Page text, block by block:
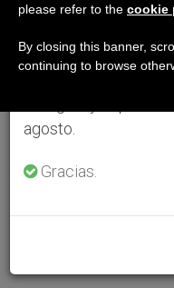
se generan menos
agosto.
Gracias.
please refer to the cookie
By closing this banner,
continuing to browse